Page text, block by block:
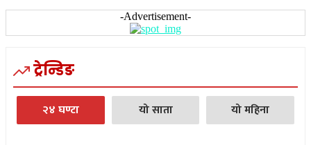
-Advertisement-
ट्रेन्डिङ
२४ घण्टा यो साता यो महिना